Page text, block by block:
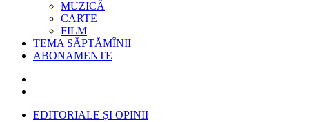
MUZICĂ
CARTE
FILM
TEMA SĂPTĂMÎNII
ABONAMENTE
EDITORIALE ȘI OPINII